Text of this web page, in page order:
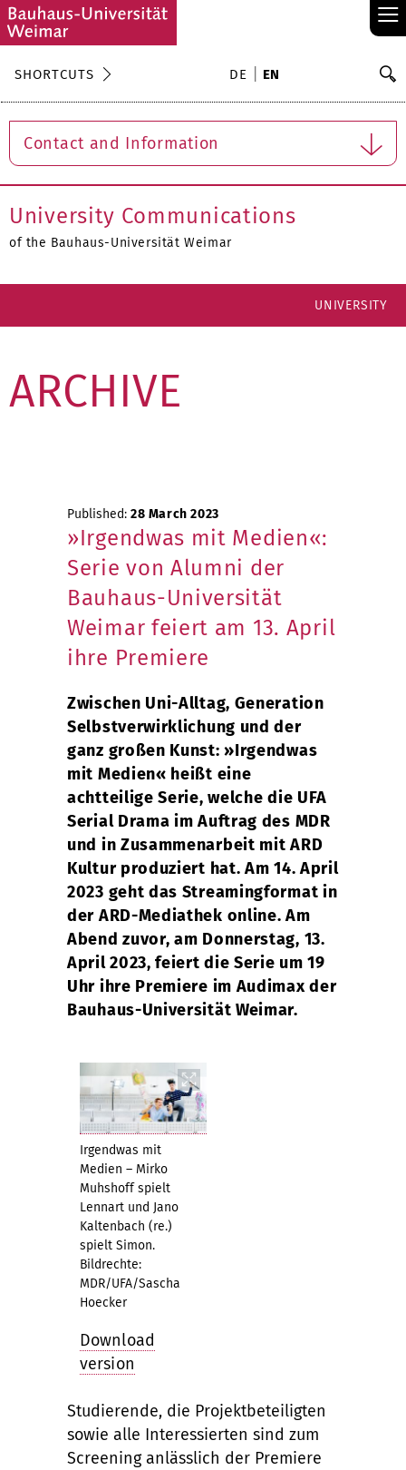
≡
SHORTCUTS DE EN
Contact and Information
University Communications
of the Bauhaus-Universität Weimar
UNIVERSITY
ARCHIVE
Irgendwas mit
Medien – Mirko
Muhshoff spielt
Lennart und Jano
Kaltenbach (re.)
spielt Simon.
Bildrechte:
MDR/UFA/Sascha
Hoecker
Download
version
Published: 28 March 2023
»Irgendwas mit Medien«:
Serie von Alumni der
Bauhaus-Universität
Weimar feiert am 13. April
ihre Premiere
Zwischen Uni-Alltag, Generation
Selbstverwirklichung und der
ganz großen Kunst: »Irgendwas
mit Medien« heißt eine
achtteilige Serie, welche die UFA
Serial Drama im Auftrag des MDR
und in Zusammenarbeit mit ARD
Kultur produziert hat. Am 14. April
2023 geht das Streamingformat in
der ARD-Mediathek online. Am
Abend zuvor, am Donnerstag, 13.
April 2023, feiert die Serie um 19
Uhr ihre Premiere im Audimax der
Bauhaus-Universität Weimar.
Studierende, die Projektbeteiligten
sowie alle Interessierten sind zum
Screening anlässlich der Premiere